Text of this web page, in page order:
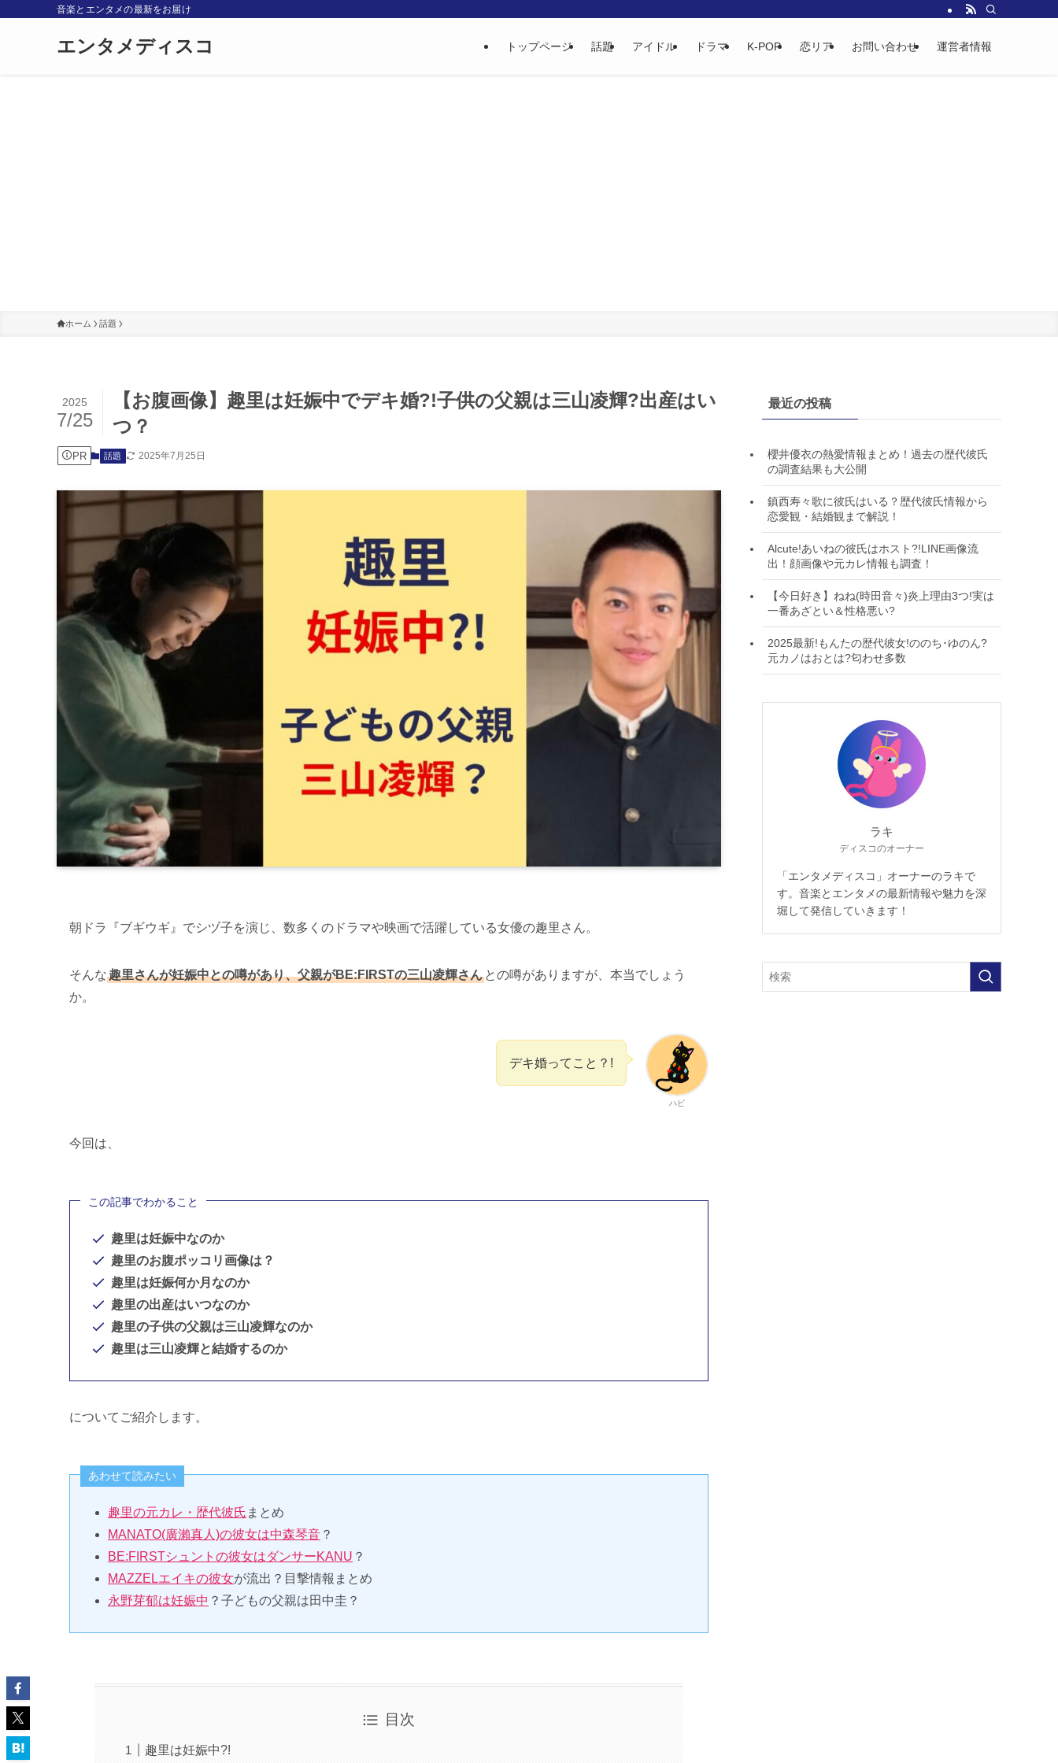
音楽とエンタメの最新をお届け
エンタメディスコ トップページ 話題 アイドル ドラマ K-POP 恋リア お問い合わせ 運営者情報
ホーム 話題
【お腹画像】趣里は妊娠中でデキ婚?!子供の父親は三山凌輝?出産はい
つ？
2025
7/25
PR 話題 2025年7月25日
朝ドラ『ブギウギ』でシヅ子を演じ、数多くのドラマや映画で活躍している女優の趣里さん。
そんな趣里さんが妊娠中との噂があり、父親がBE:FIRSTの三山凌輝さん との噂がありますが、本当でしょう
か。
ハピ
デキ婚ってこと？!
今回は、
この記事でわかること
趣里は妊娠中なのか
趣里のお腹ポッコリ画像は？
趣里は妊娠何か月なのか
趣里の出産はいつなのか
趣里の子供の父親は三山凌輝なのか
趣里は三山凌輝と結婚するのか
についてご紹介します。
あわせて読みたい
趣里の元カレ・歴代彼氏 まとめ
MANATO(廣瀨真人)の彼女は中森琴音 ？
BE:FIRSTシュントの彼女はダンサーKANU ？
MAZZELエイキの彼女が流出？目撃情報まとめ
永野芽郁は妊娠中 ？子どもの父親は田中圭？
目次
趣里は妊娠中?!
最近の投稿
櫻井優衣の熱愛情報まとめ！過去の歴代彼氏
の調査結果も大公開
鎮西寿々歌に彼氏はいる？歴代彼氏情報から
恋愛観・結婚観まで解説！
Alcute!あいねの彼氏はホスト?!LINE画像流
出！顔画像や元カレ情報も調査！
【今日好き】ねね(時田音々)炎上理由3つ!実は
一番あざとい＆性格悪い?
2025最新!もんたの歴代彼女!ののち･ゆのん?
元カノはおとは?匂わせ多数
ラキ
ディスコのオーナー
「エンタメディスコ」オーナーのラキで
す。音楽とエンタメの最新情報や魅力を深
堀して発信していきます！